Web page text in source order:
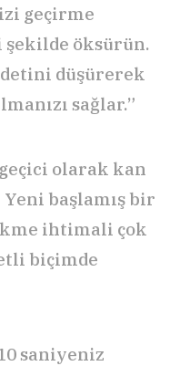
geçirme
öksürün.
düşürerek
sağlar.”
olarak kan
başlamış bir
ihtimali çok
biçimde
saniyeniz